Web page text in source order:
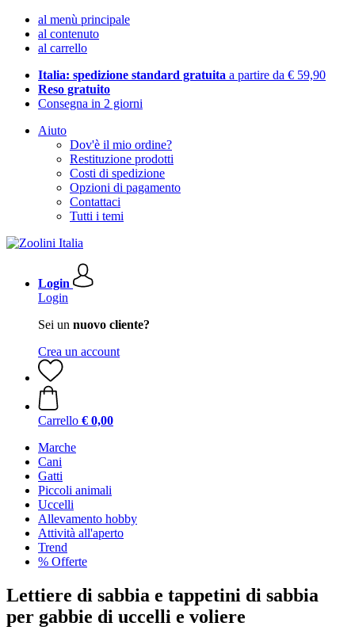
al menù principale
al contenuto
al carrello
Italia: spedizione standard gratuita a partire da € 59,90
Reso gratuito
Consegna in 2 giorni
Aiuto
Dov'è il mio ordine?
Restituzione prodotti
Costi di spedizione
Opzioni di pagamento
Contattaci
Tutti i temi
Login
Login
Sei un nuovo cliente?
Crea un account
Carrello € 0,00
Marche
Cani
Gatti
Piccoli animali
Uccelli
Allevamento hobby
Attività all'aperto
Trend
% Offerte
Lettiere di sabbia e tappetini di sabbia
per gabbie di uccelli e voliere